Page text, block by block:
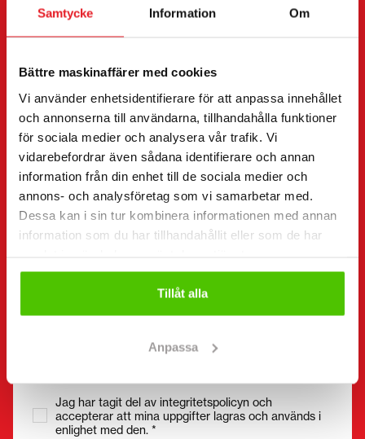
Samtycke Information Om
Bättre maskinaffärer med cookies
Vi använder enhetsidentifierare för att anpassa innehållet
och annonserna till användarna, tillhandahålla funktioner
för sociala medier och analysera vår trafik. Vi
vidarebefordrar även sådana identifierare och annan
information från din enhet till de sociala medier och
annons- och analysföretag som vi samarbetar med.
Dessa kan i sin tur kombinera informationen med annan
information som du har tillhandahållit eller som de har
Tillåt alla
Anpassa
Kontaktuppgifter (Obligatorisk)
Förnamn *
Företagsnamn FO-nummer
Telefonnummer
Utan mellanslag (t.ex. +358401234567)
Jag har tagit del av integritetspolicyn och
accepterar att mina uppgifter lagras och används i
enlighet med den. *